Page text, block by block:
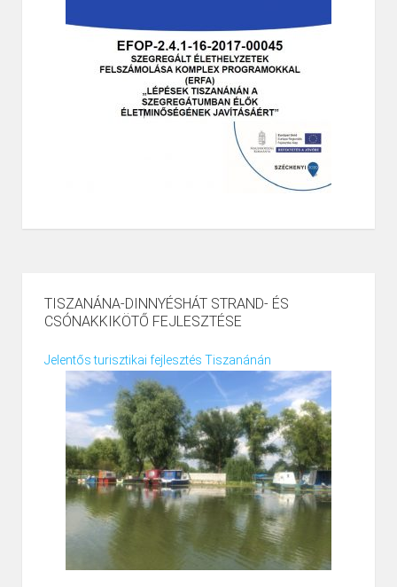
TISZANÁNA-DINNYÉSHÁT STRAND- ÉS
CSÓNAKKIKÖTŐ FEJLESZTÉSE
Jelentős turisztikai fejlesztés Tiszanánán